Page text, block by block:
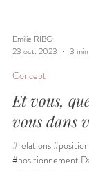
Emilie RIBO
23 oct. 2023
Concept
Et vous,
vous dans